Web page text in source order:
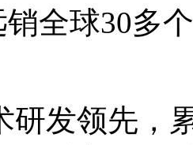
销全球30多
研发领先，